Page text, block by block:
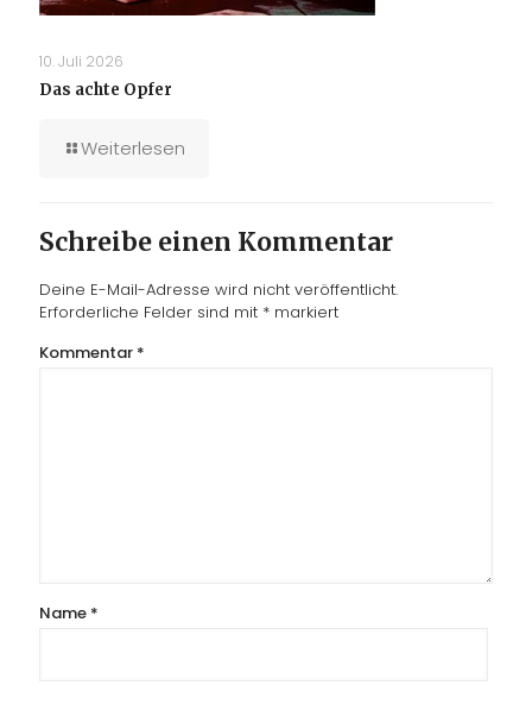
10. Juli 2026
Das achte Opfer
Weiterlesen
Schreibe einen Kommentar
Deine E-Mail-Adresse wird nicht veröffentlicht.
Erforderliche Felder sind mit * markiert
Kommentar *
Name *